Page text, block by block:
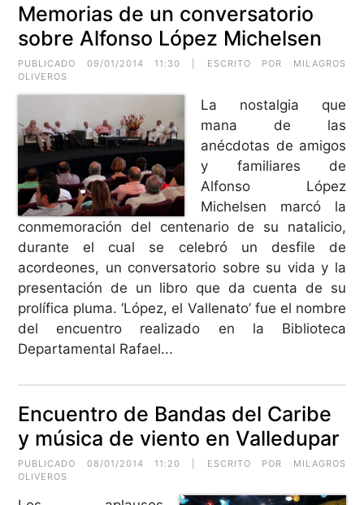
Memorias de un conversatorio
sobre Alfonso López Michelsen
PUBLICADO 09/01/2014 11:30 | ESCRITO POR MILAGROS
OLIVEROS
La nostalgia que
mana de las
anécdotas de amigos
y familiares de
Alfonso López
Michelsen marcó la
conmemoración del centenario de su natalicio,
durante el cual se celebró un desfile de
acordeones, un conversatorio sobre su vida y la
presentación de un libro que da cuenta de su
prolífica pluma. ‘López, el Vallenato’ fue el nombre
del encuentro realizado en la Biblioteca
Departamental Rafael...
Encuentro de Bandas del Caribe
y música de viento en Valledupar
PUBLICADO 08/01/2014 11:20 | ESCRITO POR MILAGROS
OLIVEROS